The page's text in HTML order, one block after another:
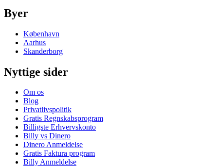
Byer
København
Aarhus
Skanderborg
Nyttige sider
Om os
Blog
Privatlivspolitik
Gratis Regnskabsprogram
Billigste Erhvervskonto
Billy vs Dinero
Dinero Anmeldelse
Gratis Faktura program
Billy Anmeldelse